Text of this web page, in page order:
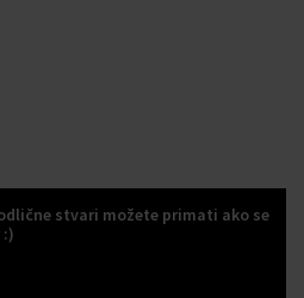
stvari možete primati ako se